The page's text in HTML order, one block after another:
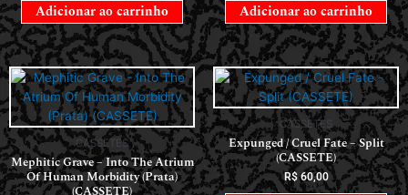
Adicionar ao carrinho Adicionar ao carrinho
CASSETES
Mephitic Grave – Into The Atrium
Of Human Morbidity (Prata)
CASSETES
Expunged / Cruel Fate – Split
(CASSETE)
R$60,00